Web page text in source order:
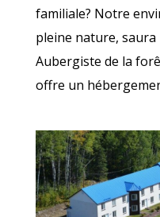
familiale? Notre
pleine nature,
Aubergiste de la
offre un